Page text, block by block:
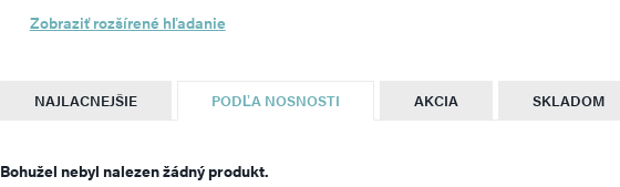
Zobraziť rozšírené hľadanie
NAJLACNEJŠIE PODĽA NOSNOSTI AKCIA SKLADOM
Bohužel nebyl nalezen žádný produkt.